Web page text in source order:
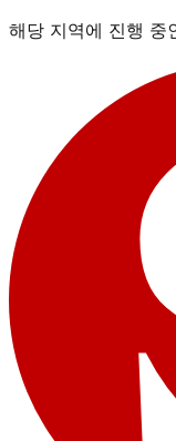
해당 지역에 진행 중